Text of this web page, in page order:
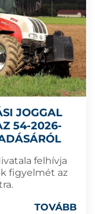
JOGGAL
54-2026-
felhívja
figyelmét az
TOVÁBB